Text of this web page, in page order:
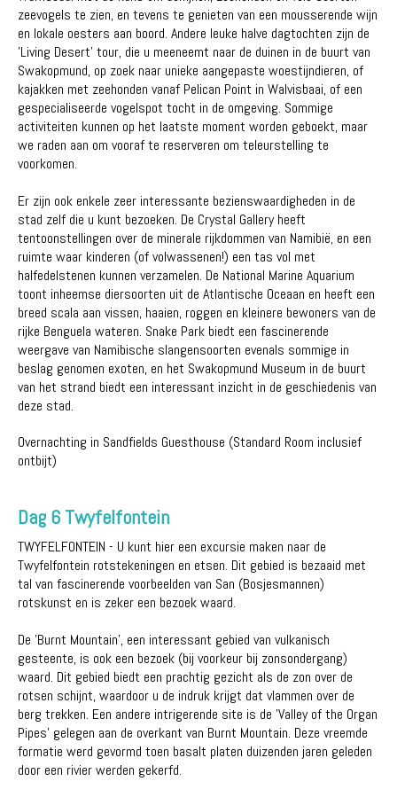
zeevogels te zien, en tevens te genieten van een mousserende wijn
en lokale oesters aan boord. Andere leuke halve dagtochten zijn de
'Living Desert' tour, die u meeneemt naar de duinen in de buurt van
Swakopmund, op zoek naar unieke aangepaste woestijndieren, of
kajakken met zeehonden vanaf Pelican Point in Walvisbaai, of een
gespecialiseerde vogelspot tocht in de omgeving. Sommige
activiteiten kunnen op het laatste moment worden geboekt, maar
we raden aan om vooraf te reserveren om teleurstelling te
voorkomen.
Er zijn ook enkele zeer interessante bezienswaardigheden in de
stad zelf die u kunt bezoeken. De Crystal Gallery heeft
tentoonstellingen over de minerale rijkdommen van Namibië, en een
ruimte waar kinderen (of volwassenen!) een tas vol met
halfedelstenen kunnen verzamelen. De National Marine Aquarium
toont inheemse diersoorten uit de Atlantische Oceaan en heeft een
breed scala aan vissen, haaien, roggen en kleinere bewoners van de
rijke Benguela wateren. Snake Park biedt een fascinerende
weergave van Namibische slangensoorten evenals sommige in
beslag genomen exoten, en het Swakopmund Museum in de buurt
van het strand biedt een interessant inzicht in de geschiedenis van
deze stad.
Overnachting in Sandfields Guesthouse (Standard Room inclusief
ontbijt)
Dag 6 Twyfelfontein
TWYFELFONTEIN - U kunt hier een excursie maken naar de
Twyfelfontein rotstekeningen en etsen. Dit gebied is bezaaid met
tal van fascinerende voorbeelden van San (Bosjesmannen)
rotskunst en is zeker een bezoek waard.
De 'Burnt Mountain', een interessant gebied van vulkanisch
gesteente, is ook een bezoek (bij voorkeur bij zonsondergang)
waard. Dit gebied biedt een prachtig gezicht als de zon over de
rotsen schijnt, waardoor u de indruk krijgt dat vlammen over de
berg trekken. Een andere intrigerende site is de 'Valley of the Organ
Pipes' gelegen aan de overkant van Burnt Mountain. Deze vreemde
formatie werd gevormd toen basalt platen duizenden jaren geleden
door een rivier werden gekerfd.